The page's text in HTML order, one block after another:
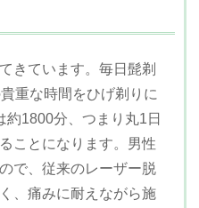
きています。毎日髭剃
重な時間をひげ剃りに
1800分、つまり丸1日
ことになります。男性
で、従来のレーザー脱
、痛みに耐えながら施